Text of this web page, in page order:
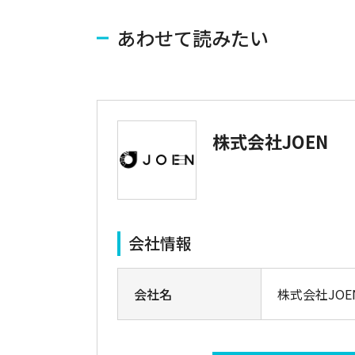
あわせて読みたい
株式会社JOEN
会社情報
会社名 株式会社